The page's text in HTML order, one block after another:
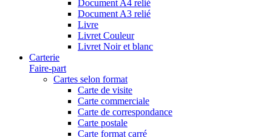
Document A4 relié
Document A3 relié
Livre
Livret Couleur
Livret Noir et blanc
Carterie
Faire-part
Cartes selon format
Carte de visite
Carte commerciale
Carte de correspondance
Carte postale
Carte format carré